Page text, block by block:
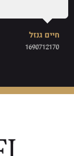
חיים גנזל
1690712170